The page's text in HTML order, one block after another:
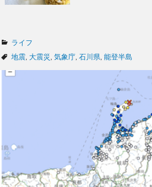
カ
テ
リ
ライフ
タ
地震 大震災 気象庁 石川県 能登半島